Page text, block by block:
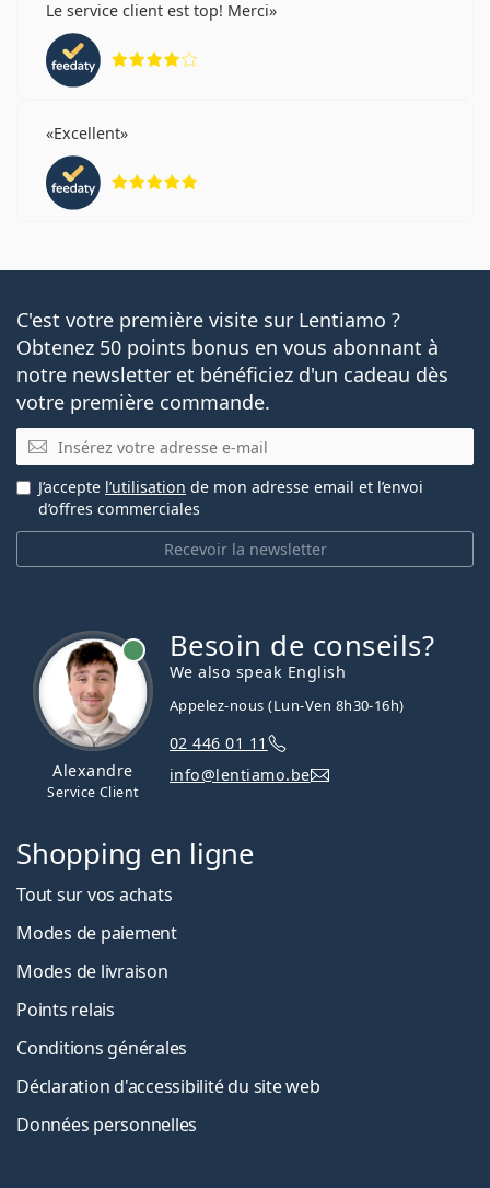
Le service client est top! Merci
Excellent
C'est votre première visite sur Lentiamo ?
Obtenez 50 points bonus en vous abonnant à
notre newsletter et bénéficiez d'un cadeau dès
votre première commande.
E-mail
Recevoir la newsletter
J’accepte l’utilisation de mon adresse email et l’envoi
d’offres commerciales
Alexandre
Service Client
Besoin de conseils?
We also speak English
Appelez-nous (Lun-Ven 8h30-16h)
02 446 01 11
info@lentiamo.be
Shopping en ligne
Tout sur vos achats
Modes de paiement
Modes de livraison
Points relais
Conditions générales
Déclaration d'accessibilité du site web
Données personnelles